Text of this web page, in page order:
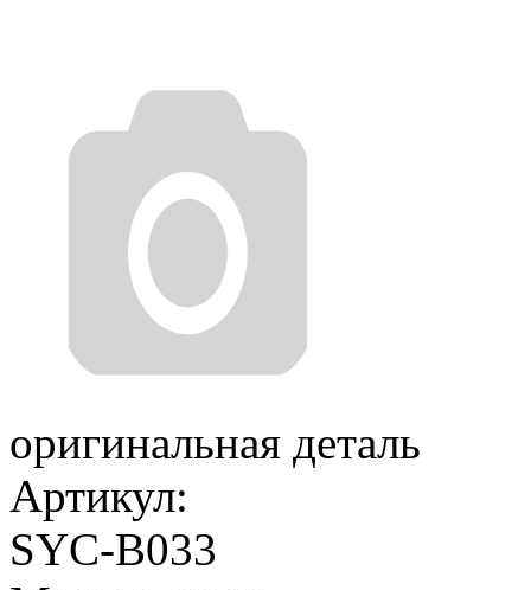
оригинальная деталь
Артикул:
SYC-B033